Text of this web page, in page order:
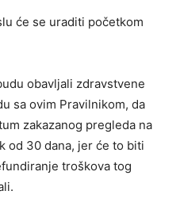
će se uraditi početkom
obavljali zdravstvene
sa ovim Pravilnikom, da
zakazanog pregleda na
od 30 dana, jer će to biti
troškova tog